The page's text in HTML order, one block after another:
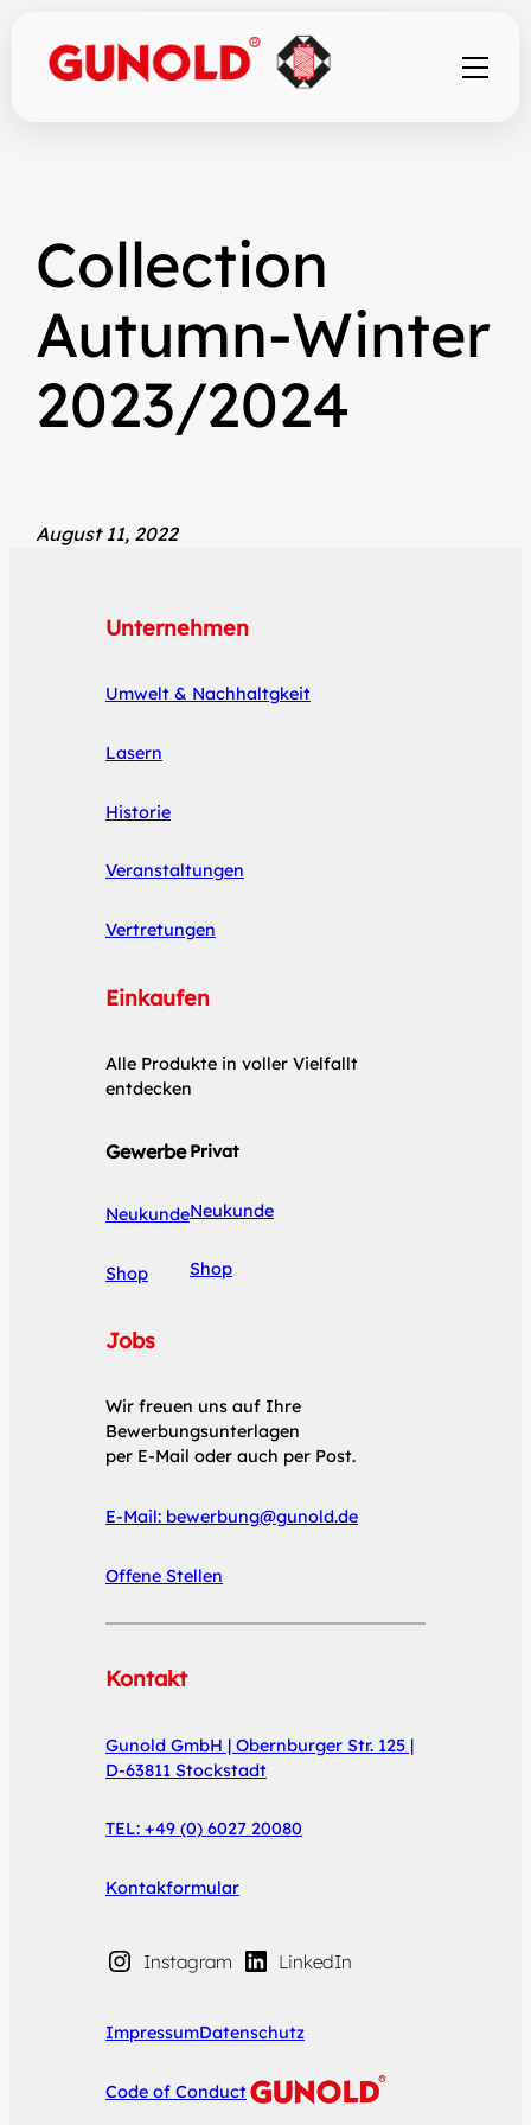
Collection
Autumn-Winter
2023/2024
August 11, 2022
Unternehmen
Umwelt & Nachhaltgkeit
Lasern
Historie
Veranstaltungen
Vertretungen
Einkaufen
Alle Produkte in voller Vielfallt
entdecken
Gewerbe
Neukunde
Shop
Privat
Neukunde
Shop
Jobs
Wir freuen uns auf Ihre
Bewerbungsunterlagen
per E-Mail oder auch per Post.
E-Mail: bewerbung@gunold.de
Offene Stellen
Kontakt
Gunold GmbH | Obernburger Str. 125 |
D-63811 Stockstadt
TEL: +49 (0) 6027 20080
Kontakformular
Instagram LinkedIn
ImpressumDatenschutz
Code of Conduct